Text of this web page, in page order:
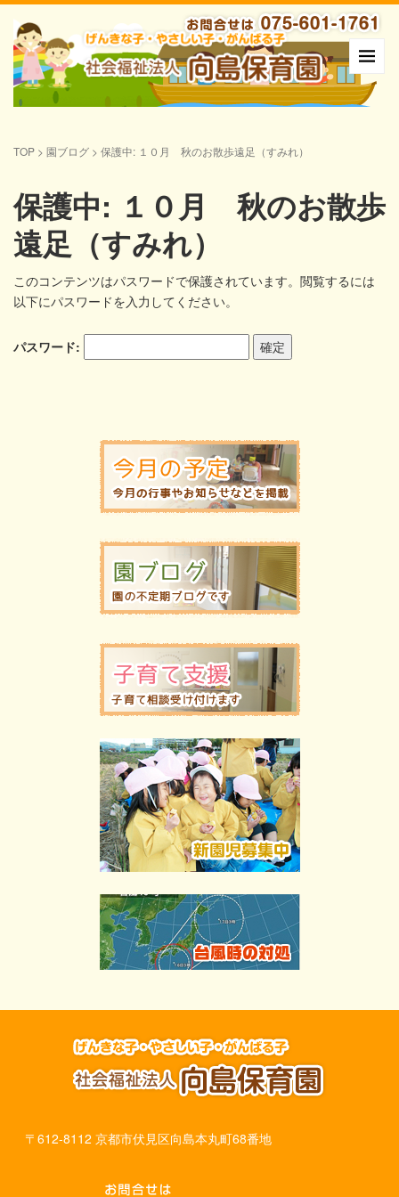
TOP > 園ブログ > 保護中: １０月 秋のお散歩遠足（すみれ）
保護中: １０月 秋のお散歩
遠足（すみれ）
このコンテンツはパスワードで保護されています。閲覧するには
以下にパスワードを入力してください。
パスワード:
〒612-8112 京都市伏見区向島本丸町68番地